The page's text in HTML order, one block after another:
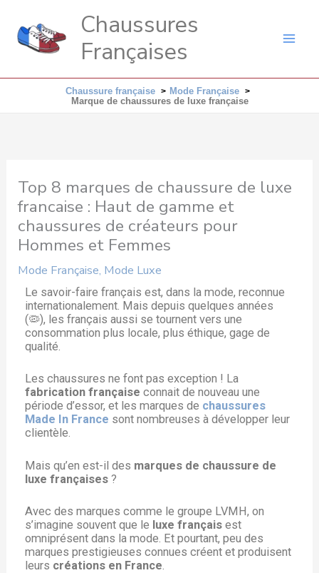
contenu
Chaussures
Françaises
Chaussure française
Mode Française
Marque de chaussures de luxe française
Top 8 marques de chaussure de luxe
francaise : Haut de gamme et
chaussures de créateurs pour
Hommes et Femmes
Mode Française, Mode Luxe
Le savoir-faire français est, dans la mode, reconnue
internationalement. Mais depuis quelques années
(🦠), les français aussi se tournent vers une
consommation plus locale, plus éthique, gage de
qualité.
Les chaussures ne font pas exception ! La
fabrication française connait de nouveau une
période d’essor, et les marques de chaussures
Made In France sont nombreuses à développer leur
clientèle.
Mais qu’en est-il des marques de chaussure de
luxe françaises ?
Avec des marques comme le groupe LVMH, on
s’imagine souvent que le luxe français est
omniprésent dans la mode. Et pourtant, peu des
marques prestigieuses connues créent et produisent
leurs créations en France.